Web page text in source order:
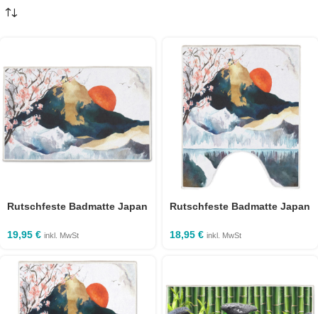
Rutschfeste Badmatte Japan
19,95 € inkl. MwSt
Rutschfeste Badmatte Japan
18,95 € inkl. MwSt